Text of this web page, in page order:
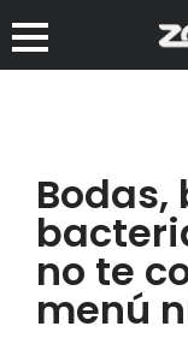
no te
menú